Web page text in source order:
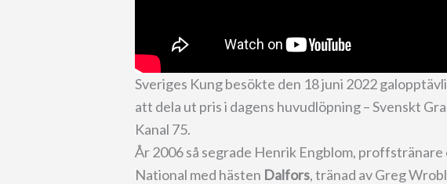
Sveriges Kung besökte den 18 juni 2022
att dela ut pris i dagens huvudlöpning – Svenskt
Kanal 75.
År 2006 så segrade Henrik Engblom,
National med hästen Dalfors, tränad av Greg